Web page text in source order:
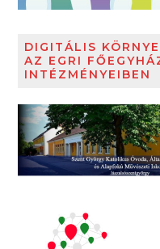
DIGITÁLIS
AZ EGRI
INTÉZMÉNYEIBEN